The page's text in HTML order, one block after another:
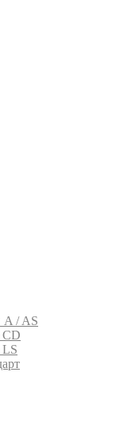
A / AS
CD
LS